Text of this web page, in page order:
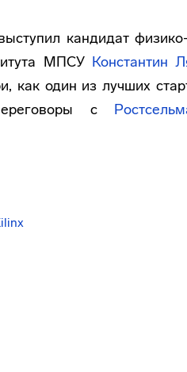
кандидат
МПСУ Константин
как один из лучших
с